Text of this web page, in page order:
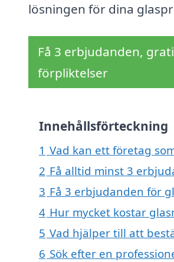
lösningen för dina
Få 3 erbjudanden,
förpliktelser
Innehållsförteckning
1 Vad kan ett företag
2 Få alltid minst 3
3 Få 3 erbjudanden för
4 Hur mycket kostar
5 Vad hjälper till att
6 Sök efter en